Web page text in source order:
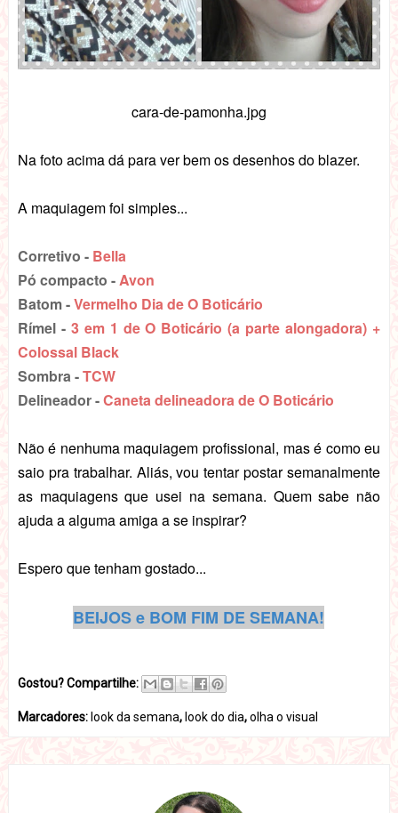
cara-de-pamonha.jpg
Na foto acima dá para ver bem os desenhos do blazer.
A maquiagem foi simples...
Corretivo - Bella
Pó compacto -Avon
Batom -Vermelho Dia de O Boticário
Rímel - 3 em 1 de O Boticário (a parte alongadora) +
Colossal Black
Sombra -TCW
Delineador -Caneta delineadora de O Boticário
Não é nenhuma maquiagem profissional, mas é como eu
saio pra trabalhar. Aliás, vou tentar postar semanalmente
as maquiagens que usei na semana. Quem sabe não
ajuda a alguma amiga a se inspirar?
Espero que tenham gostado...
BEIJOS e BOM FIM DE SEMANA!
Gostou? Compartilhe:
Marcadores: look da semana, look do dia,olha o visual